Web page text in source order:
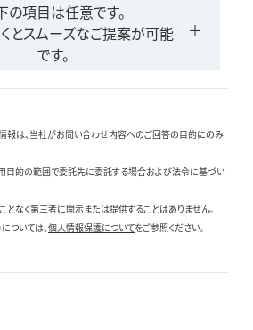
の項目は任意です。
とスムーズなご提案が可能
です。
報は、当社がお問い合わせ内容へのご回答の目的にのみ
目的の範囲で委託先に委託する場合および法令に基づい
なく第三者に開示または提供することはありません。
ついては、個人情報保護についてをご参照ください。